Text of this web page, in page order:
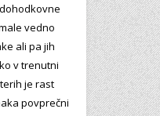
vedno
ali pa jih
v trenutni
je rast
povprečni